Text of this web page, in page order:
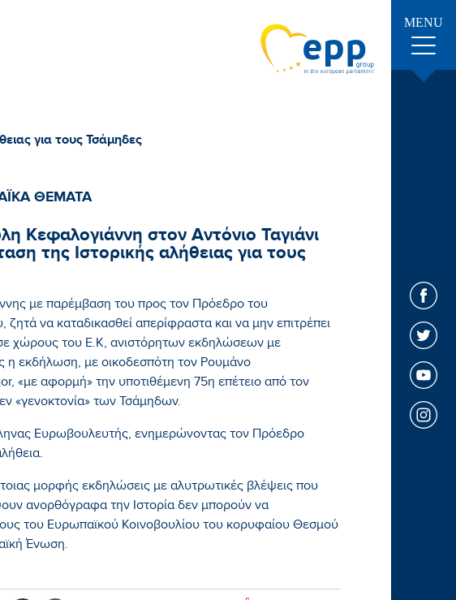
MENU
για τους Τσάμηδες
ΘΕΜΑΤΑ
Κεφαλογιάννη στον Αντόνιο Ταγιάνι
της Ιστορικής αλήθειας για τους
με παρέμβαση του προς τον Πρόεδρο του
να καταδικασθεί απερίφραστα και να μην επιτρέπει
χώρους του Ε.Κ, ανιστόρητων εκδηλώσεων με
η εκδήλωση, με οικοδεσπότη τον Ρουμάνο
«με αφορμή» την υποτιθέμενη 75η επέτειο από τον
«γενοκτονία» των Τσάμηδων.
Ευρωβουλευτής, ενημερώνοντας τον Πρόεδρο
μορφής εκδηλώσεις με αλυτρωτικές βλέψεις που
ανορθόγραφα την Ιστορία δεν μπορούν να
του Ευρωπαϊκού Κοινοβουλίου του κορυφαίου Θεσμού
Ένωση.